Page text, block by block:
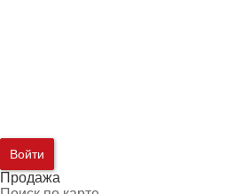
Войти
Продажа